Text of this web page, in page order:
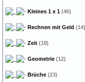
Kleines 1 x 1 (46)
Rechnen mit Geld (14)
Zeit (18)
Geometrie (12)
Brüche (23)